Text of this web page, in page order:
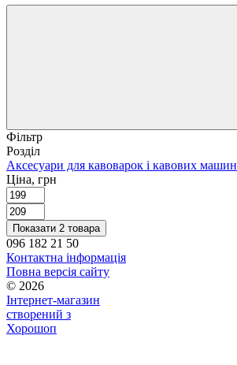
Фільтр
Розділ
Аксесуари для кавоварок і кавових машин
Ціна, грн
Показати 2 товара
096 182 21 50
Контактна інформація
Повна версія сайту
© 2026
Інтернет-магазин
створений з
Хорошоп